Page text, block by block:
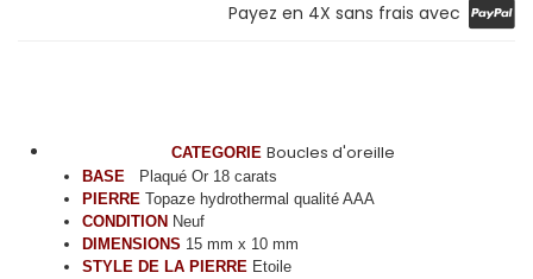
Payez en 4X sans frais avec
CATEGORIE Boucles d'oreille
BASE
Plaqué Or 18 carats
PIERRE Topaze hydrothermal qualité AAA
CONDITION Neuf
DIMENSIONS 15 mm x 10 mm
STYLE DE LA PIERRE Etoile